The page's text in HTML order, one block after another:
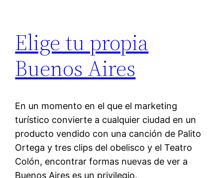
Elige tu propia
Buenos Aires
En un momento en el que el marketing
turístico convierte a cualquier ciudad en un
producto vendido con una canción de Palito
Ortega y tres clips del obelisco y el Teatro
Colón, encontrar formas nuevas de ver a
Buenos Aires es un privilegio.